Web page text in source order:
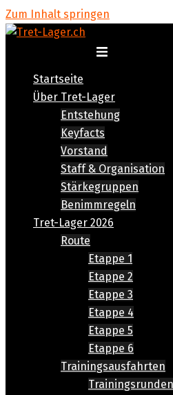
Zum Inhalt springen
Startseite
Über Tret-Lager
Entstehung
Keyfacts
Vorstand
Staff & Organisation
Stärkegruppen
Benimmregeln
Tret-Lager 2026
Route
Etappe 1
Etappe 2
Etappe 3
Etappe 4
Etappe 5
Etappe 6
Trainingsausfahrten
Trainingsrunden